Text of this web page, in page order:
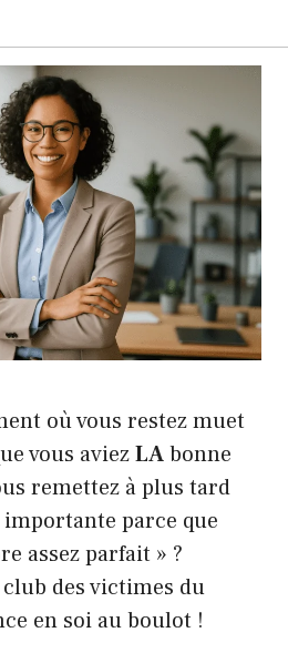
où vous restez muet
vous aviezLAbonne
remettez à plus tard
parce que
assez parfait » ?
des victimes du
en soi au boulot !